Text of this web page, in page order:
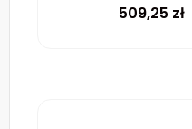
509,25 zł